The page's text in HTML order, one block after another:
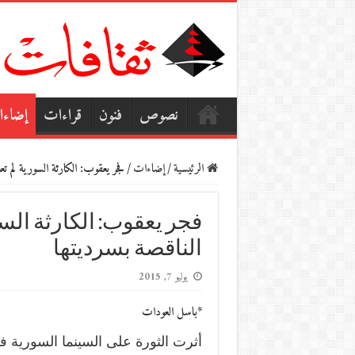
نصوص فنون قراءات
الرئيسية/إضاءات/فجر يعقوب: الكارثة السورية لم
فجر يعقوب: الكارثة
الناقصة بسرديتها
يوليو 7, 2015
*باسل العودات
أثرت الثورة على السينما السورية